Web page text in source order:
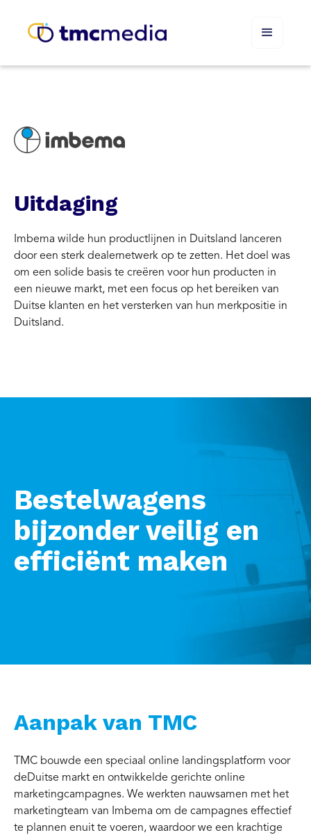
Uitdaging
Imbema wilde hun productlijnen in Duitsland lanceren
door een sterk dealernetwerk op te zetten. Het doel was
om een solide basis te creëren voor hun producten in
een nieuwe markt, met een focus op het bereiken van
Duitse klanten en het versterken van hun merkpositie in
Duitsland.
Bestelwagens
bijzonder veilig en
efficiënt maken
Aanpak van TMC
TMC bouwde een speciaal online landingsplatform voor
deDuitse markt en ontwikkelde gerichte online
marketingcampagnes. We werkten nauwsamen met het
marketingteam van Imbema om de campagnes effectief
te plannen enuit te voeren, waardoor we een krachtige